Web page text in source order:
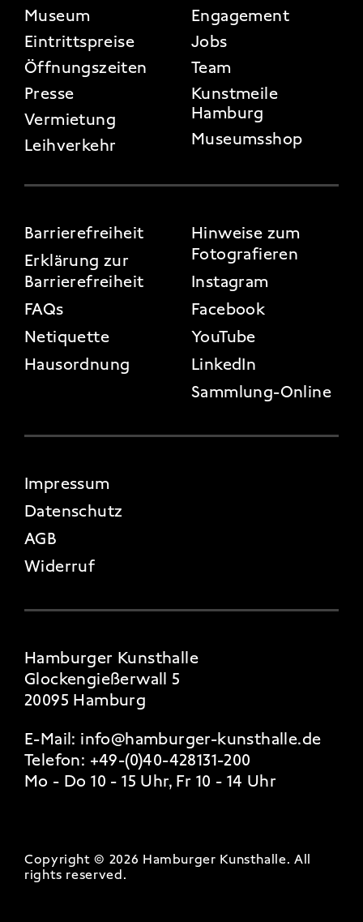
FOOTER 2
Museum
Eintrittspreise
Öffnungszeiten
Presse
Vermietung
Leihverkehr
Engagement
Jobs
Team
Kunstmeile
Hamburg
Museumsshop
FOOTER 3
Barrierefreiheit
Erklärung zur
Barrierefreiheit
FAQs
Netiquette
Hausordnung
Hinweise zum
Fotografieren
Instagram
Facebook
YouTube
LinkedIn
Sammlung-Online
FOOTER 4
Impressum
Datenschutz
AGB
Widerruf
Hamburger Kunsthalle
Glockengießerwall 5
20095 Hamburg
E-Mail: info@hamburger-kunsthalle.de
Telefon: +49-(0)40-428131-200
Mo - Do 10 - 15 Uhr, Fr 10 - 14 Uhr
Copyright © 2026 Hamburger Kunsthalle. All
rights reserved.